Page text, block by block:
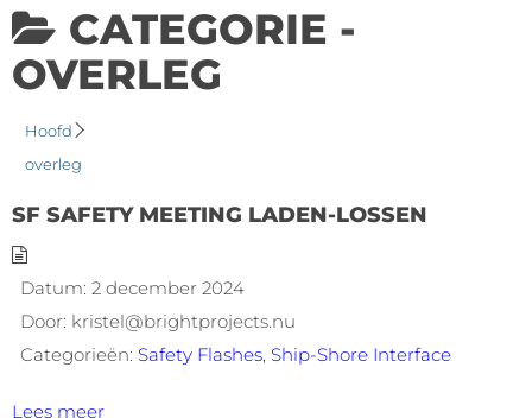
CATEGORIE -
OVERLEG
Hoofd
overleg
SF SAFETY MEETING LADEN-LOSSEN
Datum: 2 december 2024
Door: kristel@brightprojects.nu
Categorieën: Safety Flashes, Ship-Shore Interface
Lees meer